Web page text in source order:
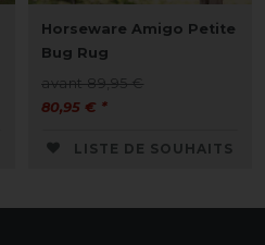
Horseware Amigo Petite
Bug Rug
avant 89,95 €
80,95 € *
LISTE DE SOUHAITS